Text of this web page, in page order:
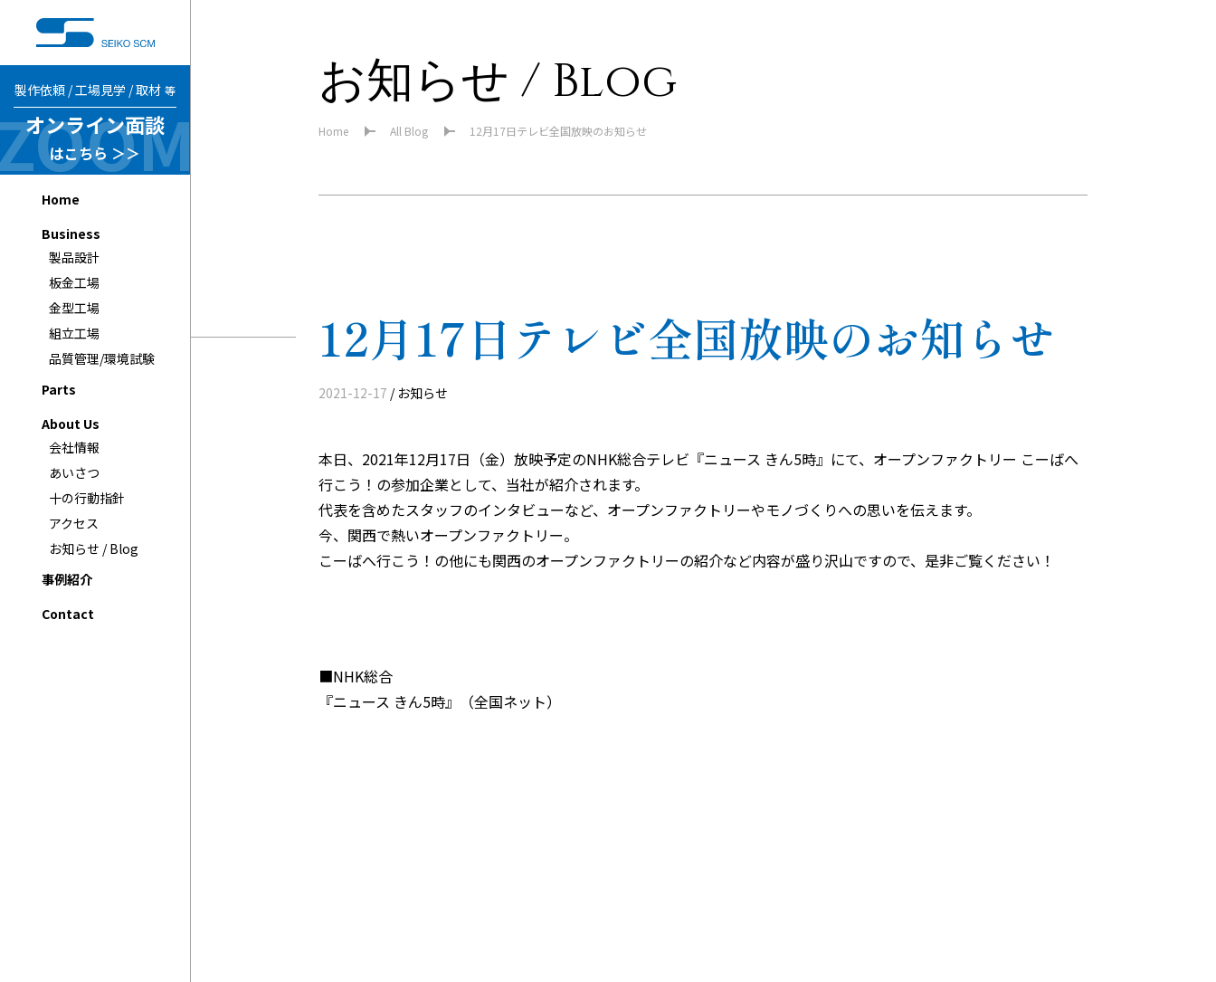
製作依頼 / 工場見学 / 取材 等
オンライン面談
はこちら ＞＞
Home
Business
製品設計
板金工場
金型工場
組立工場
品質管理/環境試験
Parts
About Us
会社情報
あいさつ
十の行動指針
アクセス
お知らせ / Blog
事例紹介
Contact
お知らせ / Blog
Home All Blog 12月17日テレビ全国放映のお知らせ
12月17日テレビ全国放映のお知らせ
2021-12-17 / お知らせ
本日、2021年12月17日（金）放映予定のNHK総合テレビ『ニュース きん5時』にて、オープンファクトリー こーばへ
行こう！の参加企業として、当社が紹介されます。
代表を含めたスタッフのインタビューなど、オープンファクトリーやモノづくりへの思いを伝えます。
今、関西で熱いオープンファクトリー。
こーばへ行こう！の他にも関西のオープンファクトリーの紹介など内容が盛り沢山ですので、是非ご覧ください！
■NHK総合
『ニュース きん5時』（全国ネット）